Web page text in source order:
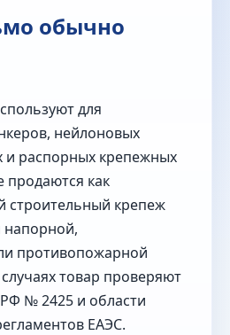
обычно
для
нейлоновых
распорных крепежных
продаются как
строительный крепеж
напорной,
противопожарной
товар проверяют
№ 2425 и области
ЕАЭС.